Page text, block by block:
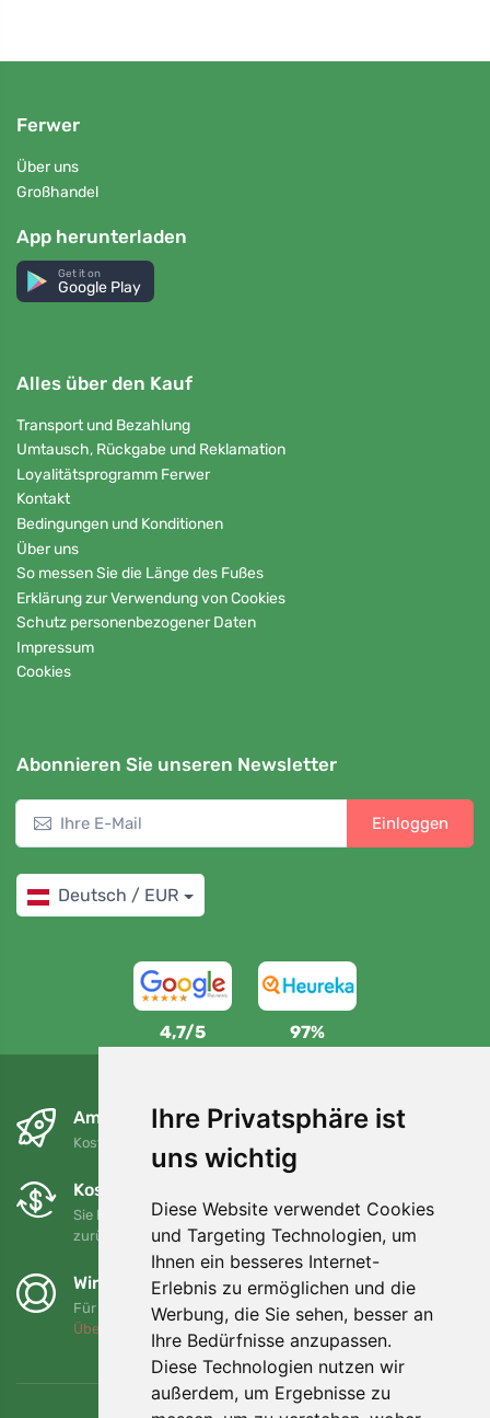
Ihre Privatsphäre ist
uns wichtig
Diese Website verwendet Cookies
und Targeting Technologien, um
Ihnen ein besseres Internet-
Erlebnis zu ermöglichen und die
Werbung, die Sie sehen, besser an
Ihre Bedürfnisse anzupassen.
Diese Technologien nutzen wir
außerdem, um Ergebnisse zu
Ferwer
Über uns
Großhandel
App herunterladen
Get it on
Google Play
Alles über den Kauf
Transport und Bezahlung
Umtausch, Rückgabe und Reklamation
Loyalitätsprogramm Ferwer
Kontakt
Bedingungen und Konditionen
Über uns
So messen Sie die Länge des Fußes
Erklärung zur Verwendung von Cookies
Schutz personenbezogener Daten
Impressum
Cookies
Abonnieren Sie unseren Newsletter
Einloggen
Deutsch / EUR
4,7/5 97%
Am nächsten Tag und kostenlos
Kostenloser Versand für Bestellungen über 80 EUR
Kostenloser Umtausch und Rückgabe
Sie können Ihre Bestellung jederzeit innerhalb von 90 Tagen
zurückgeben oder umtauschen.
Wir unterstützen Trees.org
Für jede Bestellung pflanzen wir einen Baum! Mehr lesen
Über uns